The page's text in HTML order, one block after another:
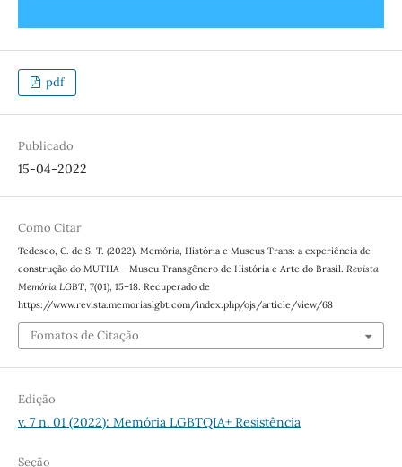
pdf
Publicado
15-04-2022
Como Citar
Tedesco, C. de S. T. (2022). Memória, História e Museus Trans: a experiência de
construção do MUTHA - Museu Transgênero de História e Arte do Brasil. Revista
Memória LGBT, 7(01), 15–18. Recuperado de
https://www.revista.memoriaslgbt.com/index.php/ojs/article/view/68
Fomatos de Citação
Edição
v. 7 n. 01 (2022): Memória LGBTQIA+ Resistência
Seção